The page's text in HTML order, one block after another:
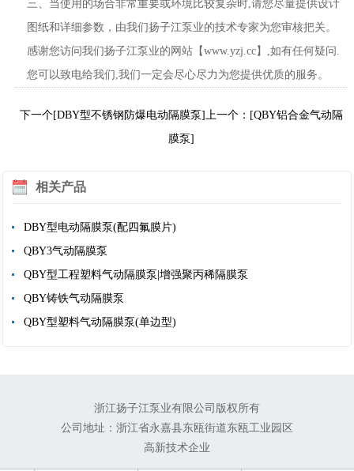
三、当使用的场合非常重要或环境比较复杂时,请您尽量提供设计
图纸和详细参数，由我们扬子江泵业的技术专家为您审核把关。
感谢您访问我们扬子江泵业的网站【www.yzj.cc】,如有任何疑问.
您可以致电给我们,我们一定会尽心尽力为您提供优质的服务。
下一个[DBY型不锈钢防爆电动隔膜泵] 上一个：[QBY铝合金气动隔
膜泵]
相关产品
DBY型电动隔膜泵(配四氟膜片)
QBY3气动隔膜泵
QBY型工程塑料气动隔膜泵|增强聚丙稀隔膜泵
QBY铸铁气动隔膜泵
QBY型塑料气动隔膜泵(单边型)
浙江扬子江泵业有限公司版权所有
公司地址：浙江省永嘉县东瓯街道东瓯工业园区
高新技术企业